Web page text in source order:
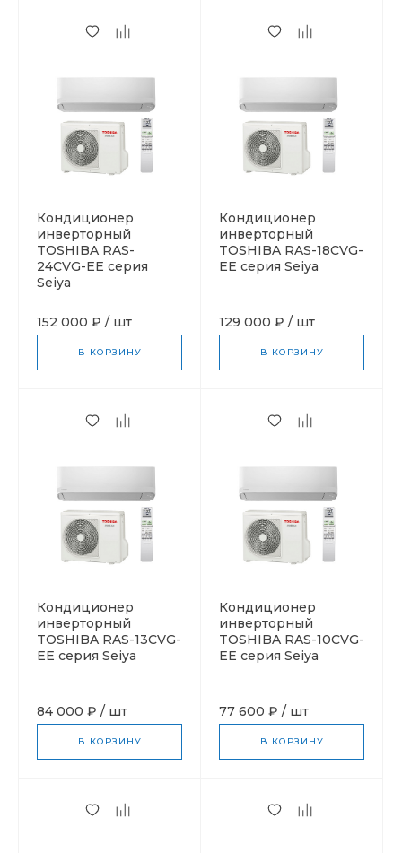
Кондиционер
инверторный
TOSHIBA RAS-
24CVG-EE серия
Seiya
152 000 ₽ / шт
В КОРЗИНУ
Кондиционер
инверторный
TOSHIBA RAS-18CVG-
EE серия Seiya
129 000 ₽ / шт
В КОРЗИНУ
Кондиционер
инверторный
TOSHIBA RAS-13CVG-
EE серия Seiya
84 000 ₽ / шт
В КОРЗИНУ
Кондиционер
инверторный
TOSHIBA RAS-10CVG-
EE серия Seiya
77 600 ₽ / шт
В КОРЗИНУ